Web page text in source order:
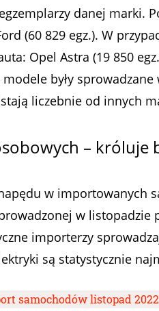
danej marki.
(60 829 egz.). W
Opel Astra (19 850
były
liczebnie od innych
– króluje
w importowanych
w
importerzy
są statystycznie
samochodów listopad 2022